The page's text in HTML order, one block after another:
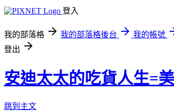
登入
我的部落格 我的部落格後台
我的帳號
登出
安迪太太的吃貨人生=
跳到主文